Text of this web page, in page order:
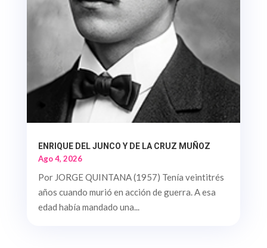
ENRIQUE DEL JUNCO Y DE LA CRUZ MUÑOZ
Ago 4, 2026
Por JORGE QUINTANA (1957) Tenía veintitrés
años cuando murió en acción de guerra. A esa
edad había mandado una...